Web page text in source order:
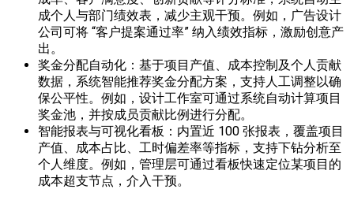
成个人与部门绩效表，减少主观干预。例如，广告设计
公司可将 “客户提案通过率” 纳入绩效指标，激励创意产
出。
奖金分配自动化：基于项目产值、成本控制及个人贡献
数据，系统智能推荐奖金分配方案，支持人工调整以确
保公平性。例如，设计工作室可通过系统自动计算项目
奖金池，并按成员贡献比例进行分配。
智能报表与可视化看板：内置近 100 张报表，覆盖项目
产值、成本占比、工时偏差率等指标，支持下钻分析至
个人维度。例如，管理层可通过看板快速定位某项目的
成本超支节点，介入干预。